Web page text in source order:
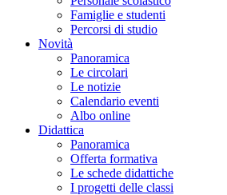
Famiglie e studenti
Percorsi di studio
Novità
Panoramica
Le circolari
Le notizie
Calendario eventi
Albo online
Didattica
Panoramica
Offerta formativa
Le schede didattiche
I progetti delle classi